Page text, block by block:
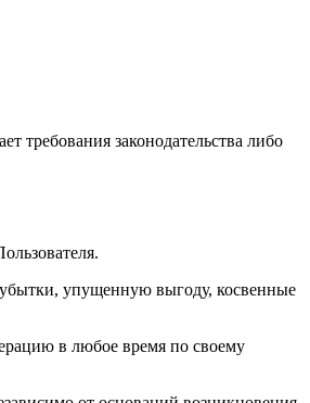
требования законодательства либо
убытки, упущенную выгоду, косвенные
в любое время по своему